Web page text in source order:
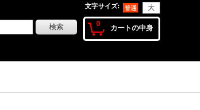
文字サイズ:
0 カートの中身